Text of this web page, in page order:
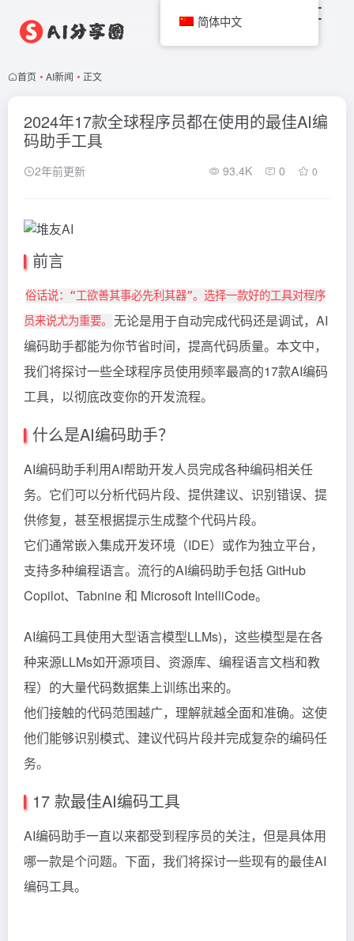
首页 • AI新闻 • 正文
2024年17款全球程序员都在使用的最佳AI编
码助手工具
2年前更新 93.4K 0 0
前言
俗话说：“工欲善其事必先利其器”。选择一款好的工具对程序
员来说尤为重要。
无论是用于自动完成代码还是调试，AI
编码助手都能为你节省时间，提高代码质量。本文中，
我们将探讨一些全球程序员使用频率最高的17款AI编码
工具，以彻底改变你的开发流程。
什么是AI编码助手？
AI编码助手利用AI帮助开发人员完成各种编码相关任
务。它们可以分析代码片段、提供建议、识别错误、提
供修复，甚至根据提示生成整个代码片段。
它们通常嵌入集成开发环境（IDE）或作为独立平台，
支持多种编程语言。流行的AI编码助手包括 GitHub
Copilot、Tabnine 和 Microsoft IntelliCode。
AI编码工具使用大型语言模型LLMs)，这些模型是在各
种来源LLMs如开源项目、资源库、编程语言文档和教
程）的大量代码数据集上训练出来的。
他们接触的代码范围越广，理解就越全面和准确。这使
他们能够识别模式、建议代码片段并完成复杂的编码任
务。
17 款最佳AI编码工具
AI编码助手一直以来都受到程序员的关注，但是具体用
哪一款是个问题。下面，我们将探讨一些现有的最佳AI
编码工具。
简体中文